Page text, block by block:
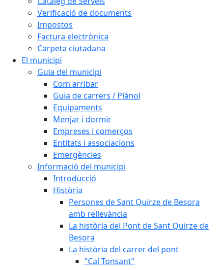
Verificació de documents
Impostos
Factura electrònica
Carpeta ciutadana
El municipi
Guia del municipi
Com arribar
Guia de carrers / Plànol
Equipaments
Menjar i dormir
Empreses i comerços
Entitats i associacions
Emergències
Informació del municipi
Introducció
Història
Persones de Sant Quirze de Besora
amb rellevància
La història del Pont de Sant Quirze de
Besora
La història del carrer del pont
"Cal Tonsant"